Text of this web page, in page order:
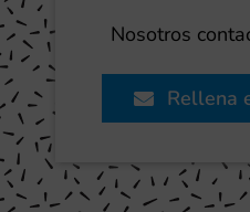
Nosotros
Rellena